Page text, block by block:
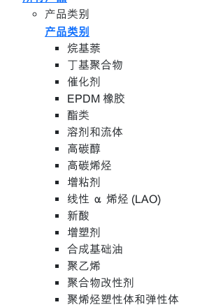
产品类别
产品类别
烷基萘
丁基聚合物
催化剂
EPDM 橡胶
酯类
溶剂和流体
高碳醇
高碳烯烃
增粘剂
线性 α 烯烃 (LAO)
新酸
增塑剂
合成基础油
聚乙烯
聚合物改性剂
聚烯烃塑性体和弹性体